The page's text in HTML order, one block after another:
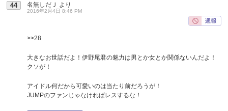
44 名無しだＪ より
2016年2月4日 8:46 PM
>>28
大きなお世話だよ！伊野尾君の魅力は男とか女とか関係ないんだよ！
クソが！
アイドル何だから可愛いのは当たり前だろうが！
JUMPのファンじゃなければレスするな！